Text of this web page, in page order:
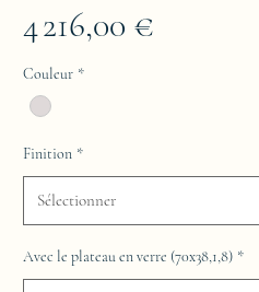
4 216,00 €Prix
Couleur *
Finition *
Sélectionner
Avec le plateau en verre (70x38,1,8) *